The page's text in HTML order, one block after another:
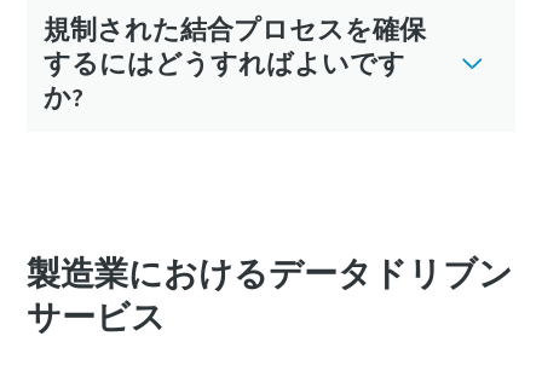
規制された結合プロセスを確保
するにはどうすればよいです
か?
製造業におけるデータドリブン
サービス